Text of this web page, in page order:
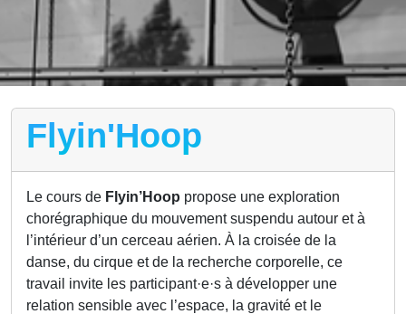
Flyin'Hoop
Le cours de Flyin’Hoop propose une exploration
chorégraphique du mouvement suspendu autour et à
l’intérieur d’un cerceau aérien. À la croisée de la
danse, du cirque et de la recherche corporelle, ce
travail invite les participant·e·s à développer une
relation sensible avec l’espace, la gravité et le